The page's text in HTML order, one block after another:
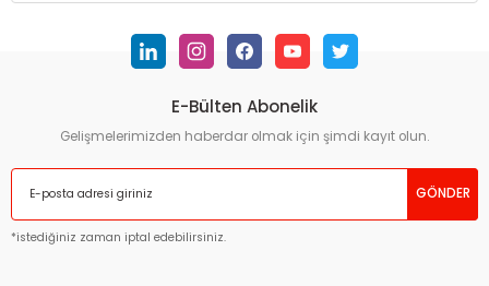
E-Bülten Abonelik
Gelişmelerimizden haberdar olmak için şimdi kayıt olun.
GÖNDER
*istediğiniz zaman iptal edebilirsiniz.